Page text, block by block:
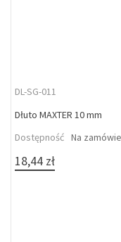
DL-SG-011
Dłuto MAXTER 10 mm
Dostępność Na
18,44 zł